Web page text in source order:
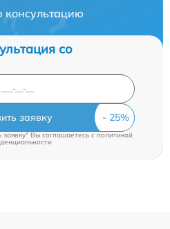
консультацию
со
заявку
Вы соглашаетесь cполитикой